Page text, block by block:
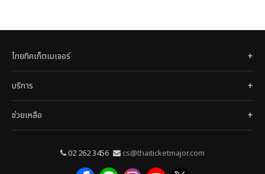
ไทยทิคเก็ตเมเจอร์
บริการ
ช่วยเหลือ
02 262 3456 cs@thaiticketmajor.com